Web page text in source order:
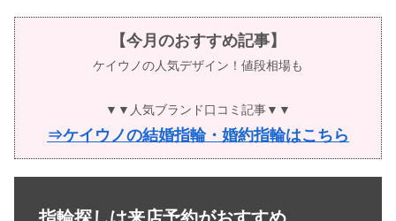
【今月のおすすめ記事】
ケイウノの人気デザイン！値段相場も
▼▼人気ブランド口コミ記事▼▼
⇒ケイウノの結婚指輪・婚約指輪はこちら